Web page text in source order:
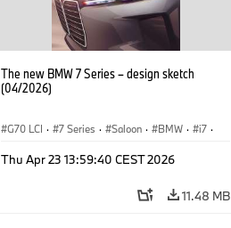
The new BMW 7 Series – design sketch
(04/2026)
G70 LCI · 7 Series · Saloon · BMW · i7 ·
Thu Apr 23 13:59:40 CEST 2026
11.48 MB